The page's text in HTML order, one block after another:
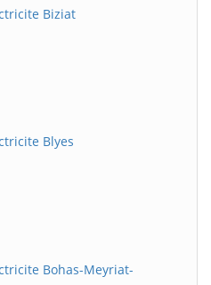
Biziat
Blyes
Bohas-Meyriat-